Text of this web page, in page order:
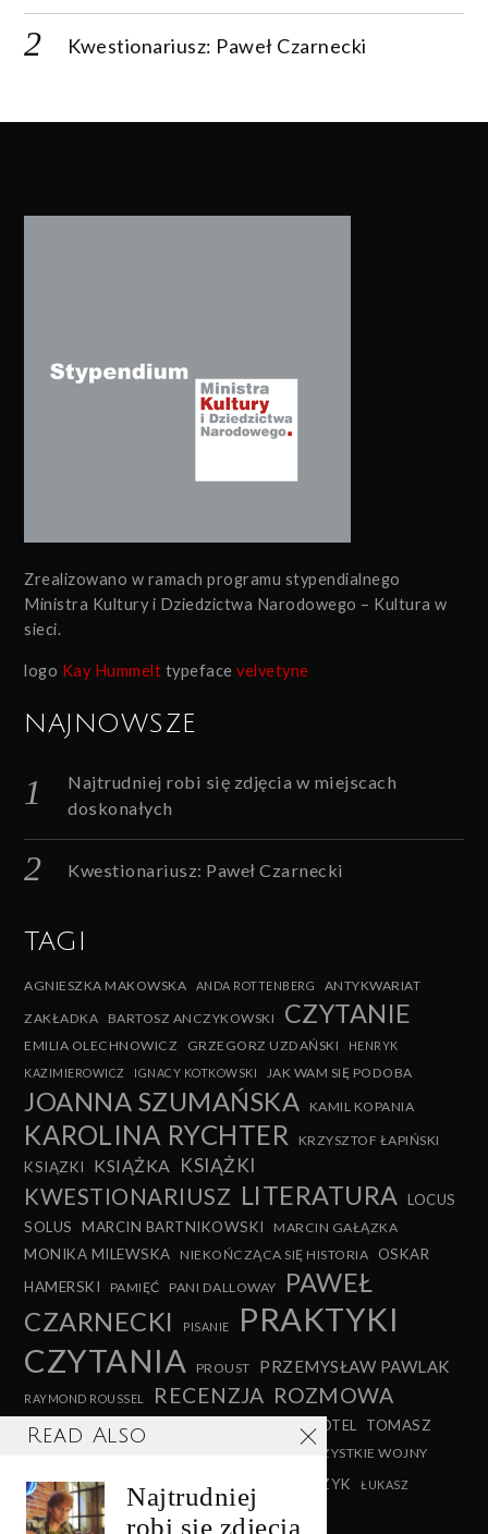
Kwestionariusz: Paweł Czarnecki
Zrealizowano w ramach programu stypendialnego
Ministra Kultury i Dziedzictwa Narodowego – Kultura w
sieci.
logo Kay Hummelt typefacevelvetyne
NAJNOWSZE
Najtrudniej robi się zdjęcia w miejscach
doskonałych
Kwestionariusz: Paweł Czarnecki
TAGI
AGNIESZKA MAKOWSKA ANDA ROTTENBERG
ANTYKWARIAT
ZAKŁADKA
BARTOSZ ANCZYKOWSKI CZYTANIE
EMILIA OLECHNOWICZ GRZEGORZ UZDAŃSKI
HENRYK
KAZIMIEROWICZ
IGNACY KOTKOWSKI JAK WAM SIĘ PODOBA
JOANNA SZUMAŃSKA KAMIL KOPANIA
KAROLINA RYCHTER KRZYSZTOF ŁAPIŃSKI
KSIĄZKI KSIĄŻKA KSIĄŻKI
KWESTIONARIUSZ LITERATURA LOCUS
SOLUS
MARCIN BARTNIKOWSKI MARCIN GAŁĄZKA
MONIKA MILEWSKA NIEKOŃCZĄCA SIĘ HISTORIA OSKAR
HAMERSKI
PAMIĘĆ PANI DALLOWAY
PAWEŁ
CZARNECKI
PISANIE
PRAKTYKI
CZYTANIA
PROUST PRZEMYSŁAW PAWLAK
RAYMOND ROUSSEL RECENZJA ROZMOWA
SHAKESPEARE TEATR TEATR MALABAR HOTEL
TOMASZ
WSZYSTKIE WOJNY
ŚWIATA WYWIAD XAWERY STAŃCZYK
ŁUKASZ
LEWANDOWSKI
Read Also
Najtrudniej
robi się zdjęcia